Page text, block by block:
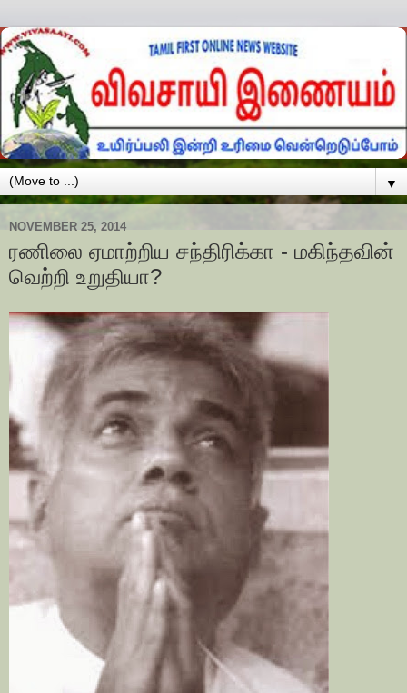
▼
NOVEMBER 25, 2014
ரணிலை ஏமாற்றிய சந்திரிக்கா - மகிந்தவின்
வெற்றி உறுதியா?